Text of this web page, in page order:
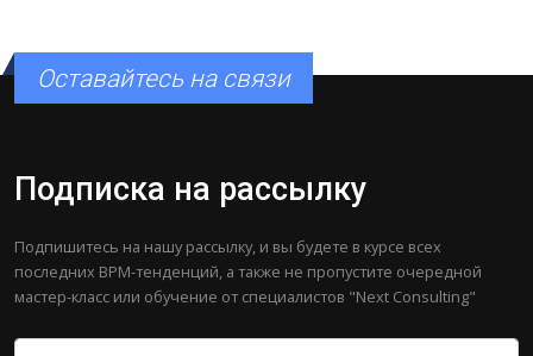
Оставайтесь на связи
Подписка на рассылку
Подпишитесь на нашу рассылку, и вы будете в курсе всех
последних BPM-тенденций, а также не пропустите очередной
мастер-класс или обучение от специалистов "Next Consulting"